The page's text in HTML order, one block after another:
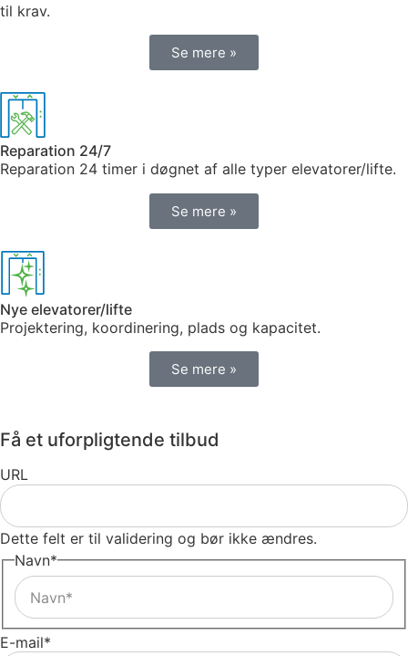
til krav.
Se mere »
Reparation 24/7
Reparation 24 timer i døgnet af alle typer elevatorer/lifte.
Se mere »
Nye elevatorer/lifte
Projektering, koordinering, plads og kapacitet.
Se mere »
Få et uforpligtende tilbud
URL
Dette felt er til validering og bør ikke ændres.
Navn*
E-mail*